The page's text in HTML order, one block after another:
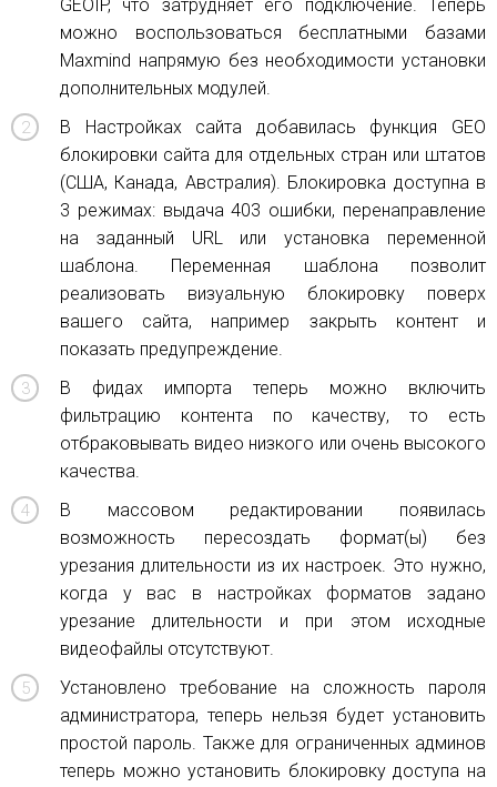
GEOIP, что затрудняет его подключение. Теперь
можно воспользоваться бесплатными базами
Maxmind напрямую без необходимости установки
дополнительных модулей.
В Настройках сайта добавилась функция GEO
блокировки сайта для отдельных стран или штатов
(США, Канада, Австралия). Блокировка доступна в
3 режимах: выдача 403 ошибки, перенаправление
на заданный URL или установка переменной
шаблона. Переменная шаблона позволит
реализовать визуальную блокировку поверх
вашего сайта, например закрыть контент и
показать предупреждение.
В фидах импорта теперь можно включить
фильтрацию контента по качеству, то есть
отбраковывать видео низкого или очень высокого
качества.
В массовом редактировании появилась
возможность пересоздать формат(ы) без
урезания длительности из их настроек. Это нужно,
когда у вас в настройках форматов задано
урезание длительности и при этом исходные
видеофайлы отсутствуют.
Установлено требование на сложность пароля
администратора, теперь нельзя будет установить
простой пароль. Также для ограниченных админов
теперь можно установить блокировку доступа на